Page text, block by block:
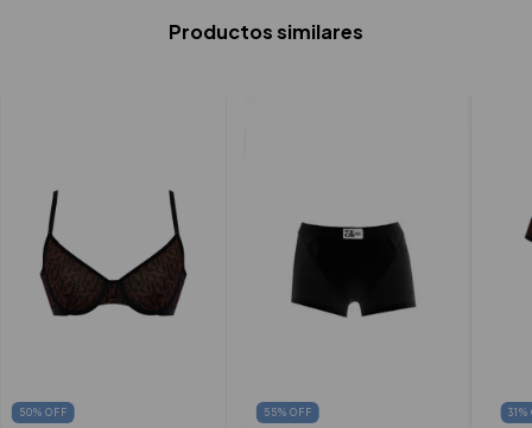
Productos similares
50% OFF 55% OFF 31%